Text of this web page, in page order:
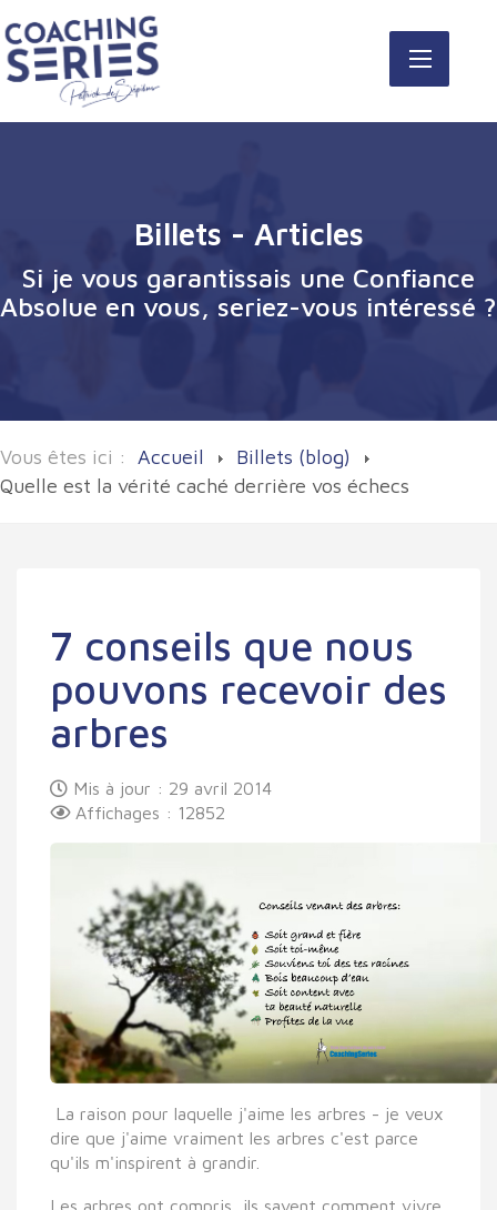
Billets - Articles
Si je vous garantissais une Confiance
Absolue en vous, seriez-vous intéressé ?
Vous êtes ici : Accueil
Billets (blog)
Quelle est la vérité caché derrière vos échecs
7 conseils que nous
pouvons recevoir des
arbres
Mis à jour : 29 avril 2014
Affichages : 12852
La raison pour laquelle j'aime les arbres - je veux
dire que j'aime vraiment les arbres c'est parce
qu'ils m'inspirent à grandir.
Les arbres ont compris, ils savent comment vivre